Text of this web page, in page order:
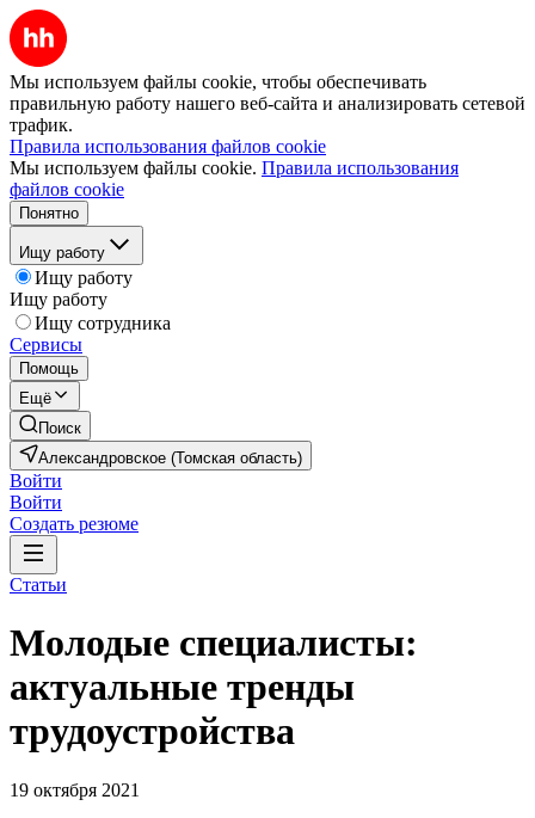
Мы используем файлы cookie, чтобы обеспечивать
правильную работу нашего веб-сайта и анализировать сетевой
трафик.
Правила использования файлов cookie
Мы используем файлы cookie. Правила использования
файлов cookie
Понятно
Ищу работу
Ищу работу
Ищу работу
Ищу сотрудника
Сервисы
Помощь
Ещё
Поиск
Александровское (Томская область)
Войти
Войти
Создать резюме
Статьи
Молодые специалисты:
актуальные тренды
трудоустройства
19 октября 2021